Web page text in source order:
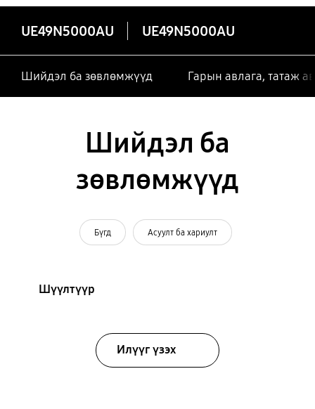
UE49N5000AU UE49N5000AU
Шийдэл ба зөвлөмжүүд Гарын авлага, татаж
Шийдэл ба
зөвлөмжүүд
Бүгд Асуулт ба хариулт
Шүүлтүүр
Илүүг үзэх